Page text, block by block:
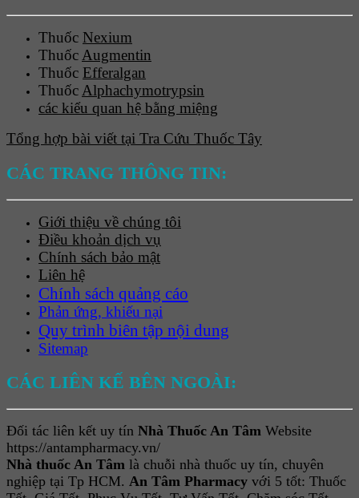
Thuốc Nexium
ThuốcAugmentin
Thuốc Efferalgan
ThuốcAlphachymotrypsin
các kiểu quan hệ bằng miệng
Tổng hợp bài viết tại Tra Cứu Thuốc Tây
CÁC TRANG THÔNG TIN:
Giới thiệu về chúng tôi
Điều khoản dịch vụ
Chính sách bảo mật
Liên hệ
Chính sách quảng cáo
Phản ứng, khiếu nại
Quy trình biên tập nội dung
Sitemap
CÁC LIÊN KẾ BÊN NGOÀI:
Đối tác liên kết uy tín Nhà Thuốc An Tâm Website
https://antampharmacy.vn/
Nhà thuốc An Tâm là chuỗi nhà thuốc uy tín, chuyên
nghiệp tại Tp HCM. An Tâm Pharmacy với 5 tốt: Thuốc